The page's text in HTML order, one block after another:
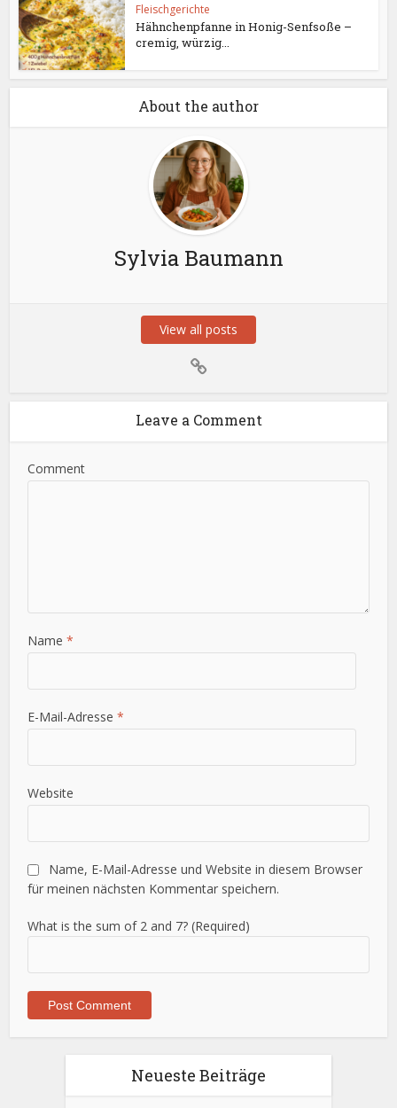
Fleischgerichte
Hähnchenpfanne in Honig-Senfsoße –
cremig, würzig...
About the author
Sylvia Baumann
View all posts
Leave a Comment
Comment
Name*
E-Mail-Adresse*
Website
Name, E-Mail-Adresse und Website in diesem Browser
für meinen nächsten Kommentar speichern.
What is the sum of 2 and 7? (Required)
Neueste Beiträge